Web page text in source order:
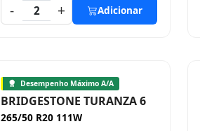
-
2 + Adicionar
Desempenho Máximo A/A
BRIDGESTONE TURANZA 6
265/50 R20 111W